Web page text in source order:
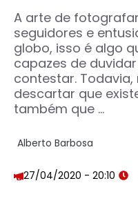
A arte de
seguidores e
globo, isso é algo
capazes de
contestar.
descartar que
também que ...
Alberto Barbosa
27/04/2020 - 20:10